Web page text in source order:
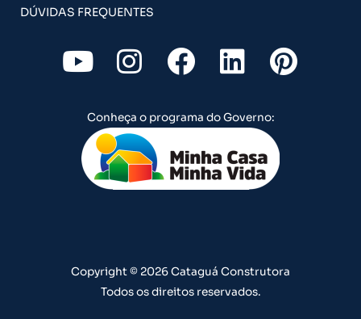
DÚVIDAS FREQUENTES
Y
o
u
t
u
b
I
n
s
t
a
g
m
F
a
c
e
b
o
L
i
n
k
e
d
P
i
t
Conheça o programa do Governo:
Copyright © 2026 Cataguá Construtora
Todos os direitos reservados.